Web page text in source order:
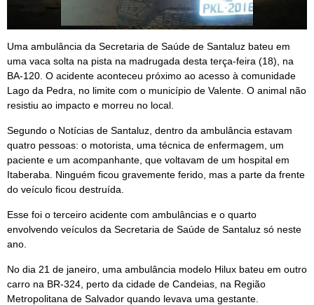
Uma ambulância da Secretaria de Saúde de Santaluz bateu em
uma vaca solta na pista na madrugada desta terça-feira (18), na
BA-120. O acidente aconteceu próximo ao acesso à comunidade
Lago da Pedra, no limite com o município de Valente. O animal não
resistiu ao impacto e morreu no local.
Segundo o Notícias de Santaluz, dentro da ambulância estavam
quatro pessoas: o motorista, uma técnica de enfermagem, um
paciente e um acompanhante, que voltavam de um hospital em
Itaberaba. Ninguém ficou gravemente ferido, mas a parte da frente
do veículo ficou destruída.
Esse foi o terceiro acidente com ambulâncias e o quarto
envolvendo veículos da Secretaria de Saúde de Santaluz só neste
ano.
No dia 21 de janeiro, uma ambulância modelo Hilux bateu em outro
carro na BR-324, perto da cidade de Candeias, na Região
Metropolitana de Salvador quando levava uma gestante.